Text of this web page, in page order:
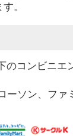
。
のコンビニエ
ーソン、ファ